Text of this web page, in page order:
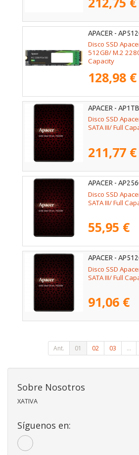
APACER -
Disco SSD
512GB/ M.2
Capacity
128,98 €
APACER -
Disco SSD
SATA III/ Full
211,77 €
APACER -
Disco SSD
SATA III/ Full
55,95 €
APACER -
Disco SSD
SATA III/ Full
91,06 €
Ant. 01 02 03 ...
Sobre Nosotros
XATIVA
Síguenos en: